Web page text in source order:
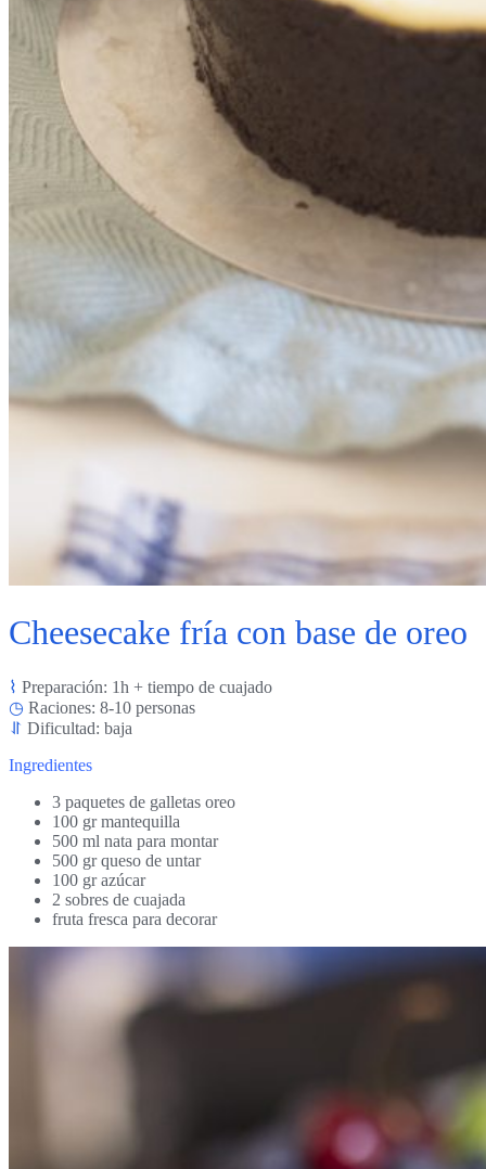
Cheesecake fría con base de oreo
⌇ Preparación: 1h + tiempo de cuajado
◷ Raciones: 8-10 personas
⥯ Dificultad: baja
Ingredientes
3 paquetes de galletas oreo
100 gr mantequilla
500 ml nata para montar
500 gr queso de untar
100 gr azúcar
2 sobres de cuajada
fruta fresca para decorar